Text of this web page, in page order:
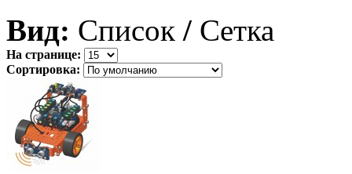
Вид: Список / Сетка
На странице:
Сортировка: